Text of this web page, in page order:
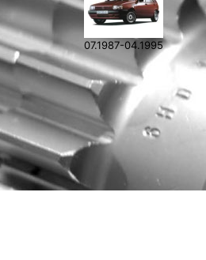
07.1987-04.1995